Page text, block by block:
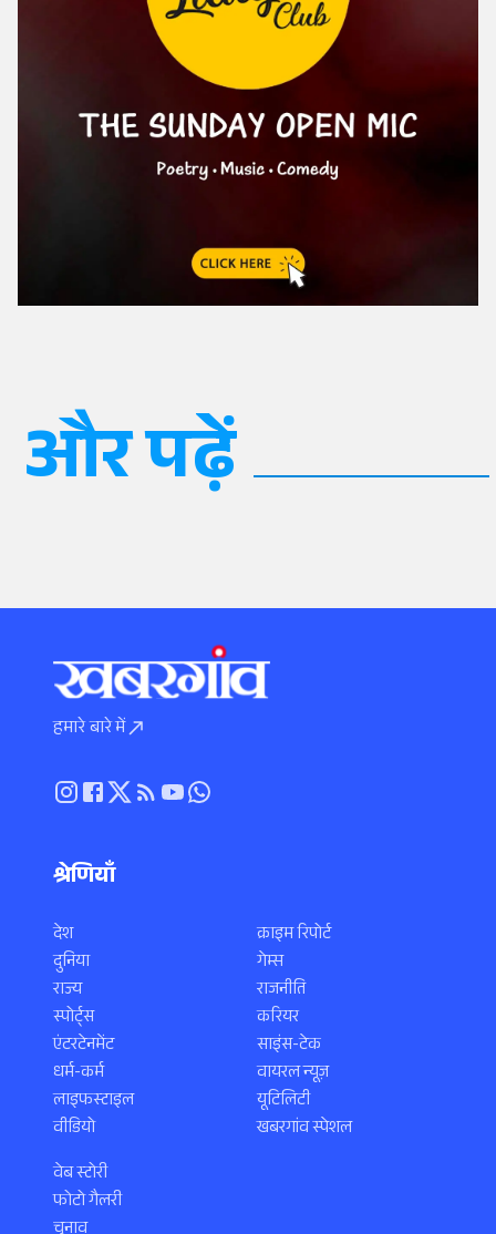
और पढ़ें
हमारे बारे में
श्रेणियाँ
देश
दुनिया
राज्य
स्पोर्ट्स
एंटरटेनमेंट
धर्म-कर्म
लाइफस्टाइल
वीडियो
क्राइम रिपोर्ट
गेम्स
राजनीति
करियर
साइंस-टेक
वायरल न्यूज़
यूटिलिटी
खबरगांव स्पेशल
वेब स्टोरी
फोटो गैलरी